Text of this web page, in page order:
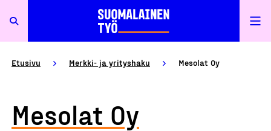
Etusivu Merkki- ja yrityshaku Mesolat Oy
Mesolat Oy